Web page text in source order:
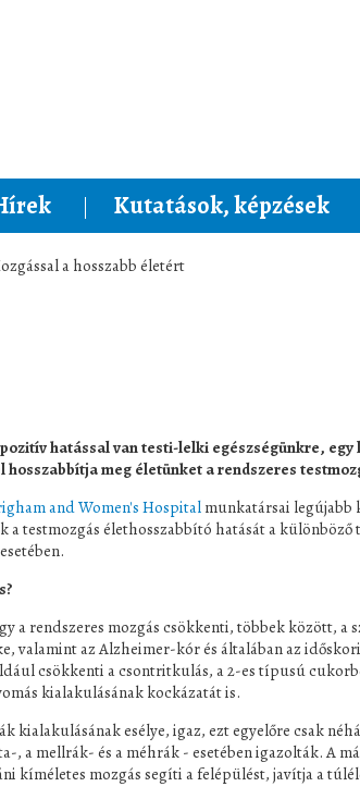
Kutatások, képzések
a hosszabb életért
hatással van testi-lelki egészségünkre, egy
meg életünket a rendszeres
and Women's Hospital munkatársai legújabb
testmozgás élethosszabbító hatását a különböző
a rendszeres mozgás csökkenti, többek között, a
valamint az Alzheimer-kór és általában az
csökkenti a csontritkulás, a 2-es típusú
kialakulásának kockázatát is.
kialakulásának esélye, igaz, ezt egyelőre csak
, a mellrák- és a méhrák - esetében igazolták. A
kíméletes mozgás segíti a felépülést, javítja a